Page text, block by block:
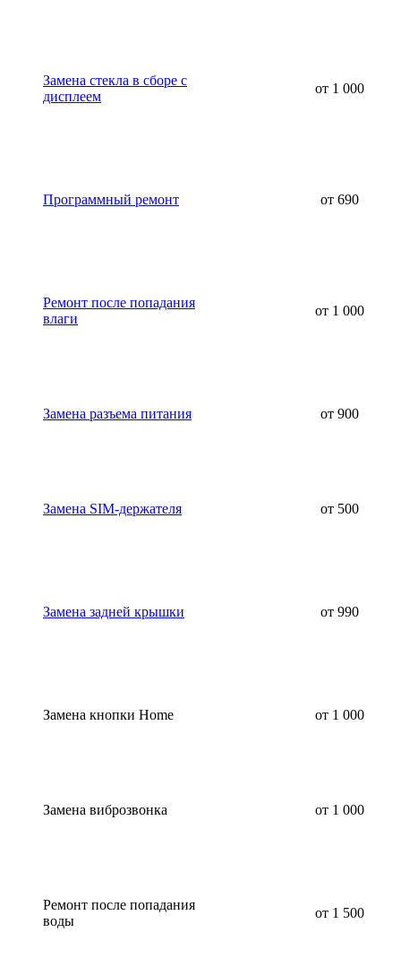
Замена стекла в сборе с
дисплеем
от 1 000
Программный ремонт от 690
Ремонт после попадания
влаги
от 1 000
Замена разъема питания от 900
Замена SIM-держателя от 500
Замена задней крышки от 990
Замена кнопки Home от 1 000
Замена виброзвонка от 1 000
Ремонт после попадания
воды
от 1 500